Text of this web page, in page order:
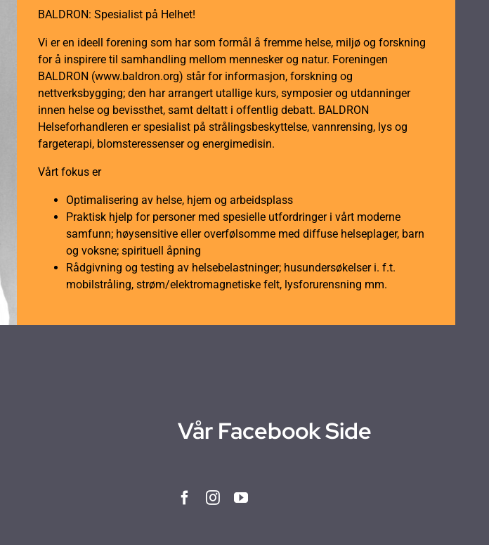
BALDRON: Spesialist på Helhet!
Vi er en ideell forening som har som formål å fremme helse, miljø og forskning
for å inspirere til samhandling mellom mennesker og natur. Foreningen
BALDRON (www.baldron.org) står for informasjon, forskning og
nettverksbygging; den har arrangert utallige kurs, symposier og utdanninger
innen helse og bevissthet, samt deltatt i offentlig debatt. BALDRON
Helseforhandleren er spesialist på strålingsbeskyttelse, vannrensing, lys og
fargeterapi, blomsteressenser og energimedisin.
Vårt fokus er
Optimalisering av helse, hjem og arbeidsplass
Praktisk hjelp for personer med spesielle utfordringer i vårt moderne
samfunn; høysensitive eller overfølsomme med diffuse helseplager, barn
og voksne; spirituell åpning
Rådgivning og testing av helsebelastninger; husundersøkelser i. f.t.
mobilstråling, strøm/elektromagnetiske felt, lysforurensning mm.
Vår Facebook Side